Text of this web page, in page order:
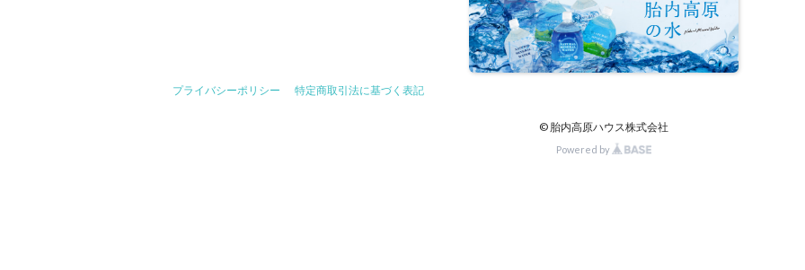
プライバシーポリシー 特定商取引法に基づく表記
© 胎内高原ハウス株式会社
Powered by